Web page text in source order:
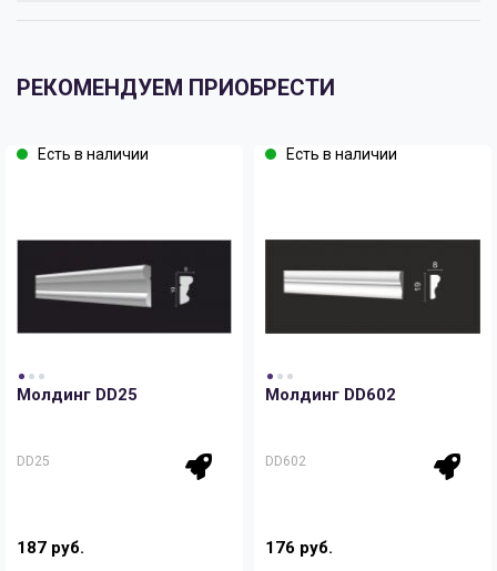
РЕКОМЕНДУЕМ ПРИОБРЕСТИ
Есть в наличии
Молдинг DD25
DD25
187 руб.
Есть в наличии
Молдинг DD602
DD602
176 руб.